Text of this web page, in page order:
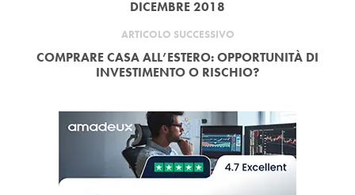
DICEMBRE 2018
ARTICOLO SUCCESSIVO
COMPRARE CASA ALL’ESTERO: OPPORTUNITÀ DI
INVESTIMENTO O RISCHIO?